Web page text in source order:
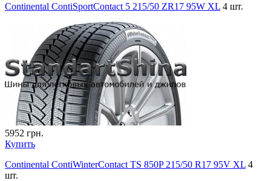
Continental ContiSportContact 5 215/50 ZR17 95W XL 4 шт.
5952 грн.
Купить
Continental ContiWinterContact TS 850P 215/50 R17 95V XL 4
шт.